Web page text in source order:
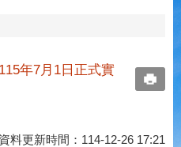
年7月1日正式實
資料更新時間：114-12-26 17:21